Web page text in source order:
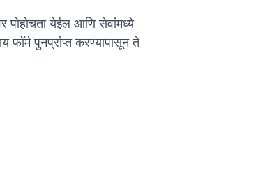
पोहोचता येईल आणि सेवांमध्ये
पुनर्प्राप्त करण्यापासून ते